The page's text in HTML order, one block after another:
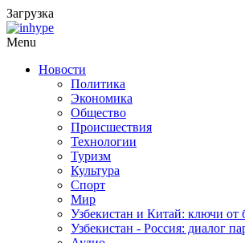
Загрузка
Menu
Новости
Политика
Экономика
Общество
Происшествия
Технологии
Туризм
Культура
Спорт
Мир
Узбекистан и Китай: ключи от
Узбекистан - Россия: диалог